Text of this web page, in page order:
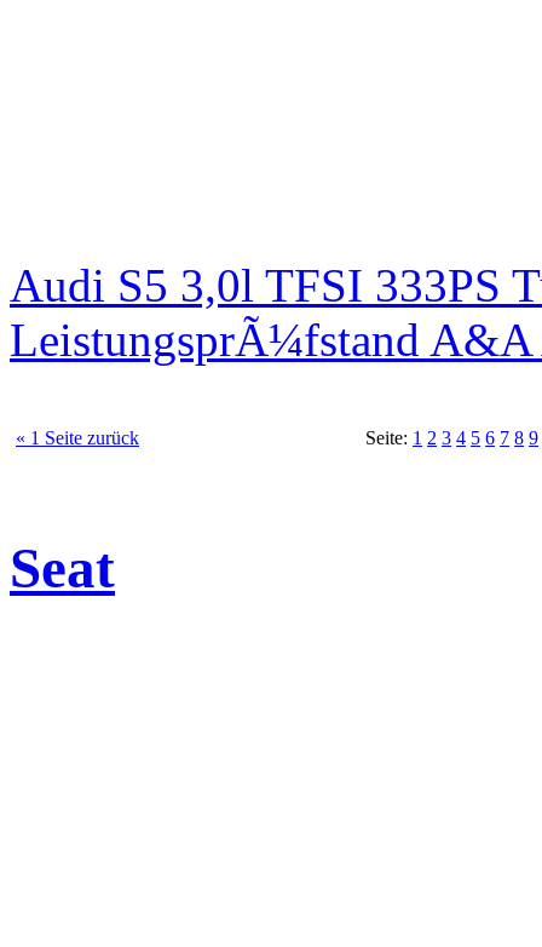
Audi S5 3,0l TFSI 333PS
LeistungsprÃ¼fstand
« 1 Seite zurück Seite: 1 2 3 4 5 6 7 8 9
Seat